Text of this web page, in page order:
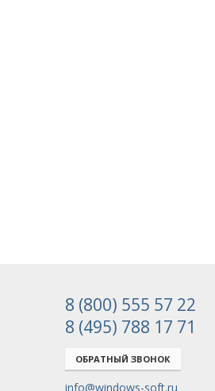
8 (800) 555 57 22
8 (495) 788 17 71
ОБРАТНЫЙ ЗВОНОК
info@windows-soft.ru